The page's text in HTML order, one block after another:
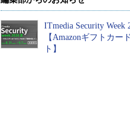
ITmedia Security Week
【Amazonギフトカー
ト】